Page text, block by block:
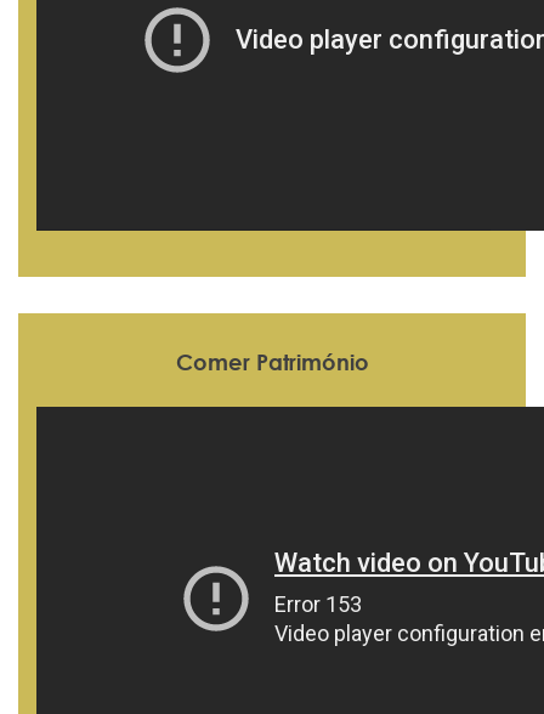
Comer Património